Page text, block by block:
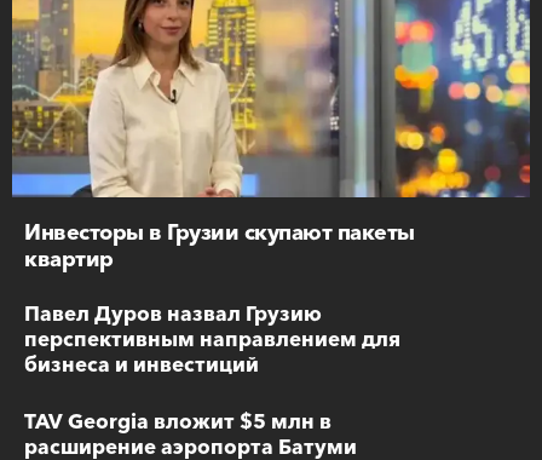
Инвесторы в Грузии скупают пакеты
квартир
Павел Дуров назвал Грузию
перспективным направлением для
бизнеса и инвестиций
TAV Georgia вложит $5 млн в
расширение аэропорта Батуми